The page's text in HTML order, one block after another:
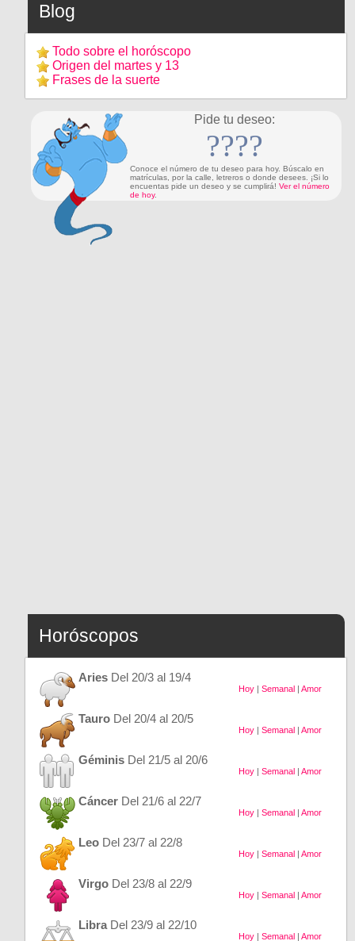
Blog
Todo sobre el horóscopo
Origen del martes y 13
Frases de la suerte
Pide tu deseo:
????
Conoce el número de tu deseo para hoy. Búscalo en
matrículas, por la calle, letreros o donde desees. ¡Si lo
encuentas pide un deseo y se cumplirá! Ver el número
de hoy.
Horóscopos
Aries Del 20/3 al 19/4
Hoy| Semanal Amor
Tauro Del 20/4 al 20/5
Hoy| Semanal Amor
Géminis Del 21/5 al 20/6
Hoy| Semanal Amor
Cáncer Del 21/6 al 22/7
Hoy| Semanal Amor
Leo Del 23/7 al 22/8
Hoy| Semanal Amor
Virgo Del 23/8 al 22/9
Hoy| Semanal Amor
Libra Del 23/9 al 22/10
Hoy| Semanal Amor